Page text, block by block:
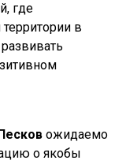
где
в
ожидаемо
о якобы